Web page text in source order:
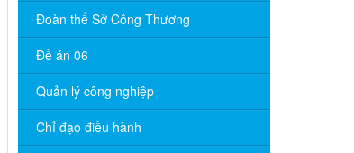
Đoàn thể Sở Công Thương
Đề án 06
Quản lý công nghiệp
Chỉ đạo điều hành